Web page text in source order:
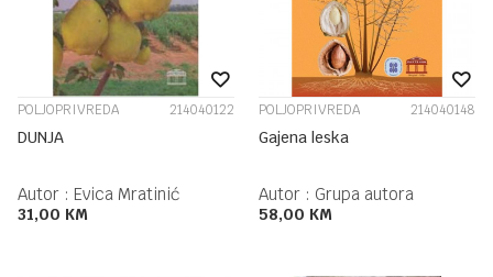
POLJOPRIVREDA 214040122
DUNJA
Autor : Evica Mratinić
31,00 KM
POLJOPRIVREDA 214040148
Gajena leska
Autor : Grupa autora
58,00 KM